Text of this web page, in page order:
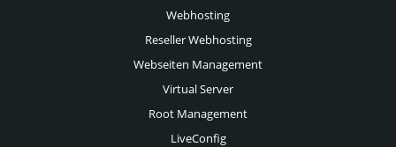
Webhosting
Reseller Webhosting
Webseiten Management
Virtual Server
Root Management
LiveConfig